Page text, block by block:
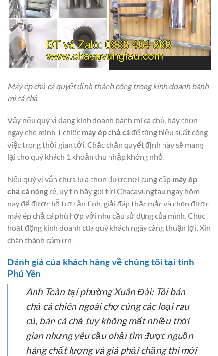
Máy ép chả cá quyết định thành công trong kinh doanh bánh
mì cá chả
Vậy nếu quý vị đang kinh doanh bánh mì cá chả, hãy chọn
ngay cho mình 1 chiếc máy ép chả cáđể tăng hiệu suất công
việc trong thời gian tới. Chắc chắn quyết định này sẽ mang
lại cho quý khách 1 khoản thu nhập không nhỏ.
Nếu quý vị vẫn chưa lựa chọn được nơi cung cấp máy ép
chả cá nóng rẻ, uy tín hãy gọi tới Chacavungtau ngay hôm
nay để được hỗ trợ tận tình, giải đáp thắc mắc và chọn được
máy ép chả cá phù hợp với nhu cầu sử dụng của mình. Chúc
hoạt động kinh doanh của quý khách ngày càng thuận lợi. Xin
chân thành cảm ơn!
Đánh giá của khách hàng về chúng tôi tại tỉnh
Phú Yên
Anh Toàn tại phường Xuân Đài:Tôi bán
chả cá chiên ngoài chợ cùng các loại rau
củ, bán cá chả tuy không mất nhiều thời
gian nhưng yêu cầu phải tìm được nguồn
hàng chất lượng và giá phải chăng thì mới